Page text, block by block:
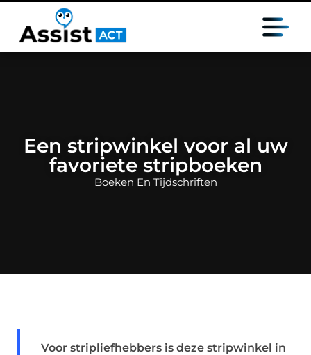
Een stripwinkel voor al uw
favoriete stripboeken
Boeken En Tijdschriften
Voor stripliefhebbers is deze stripwinkel in